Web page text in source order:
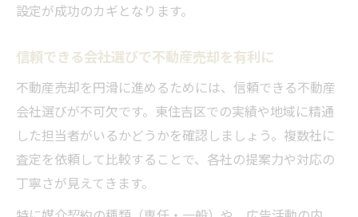
設定が成功のカギとなります。
信頼できる会社選びで不動産売却を有利に
不動産売却を円滑に進めるためには、信頼できる不動産
会社選びが不可欠です。東住吉区での実績や地域に精通
した担当者がいるかどうかを確認しましょう。複数社に
査定を依頼して比較することで、各社の提案力や対応の
丁寧さが見えてきます。